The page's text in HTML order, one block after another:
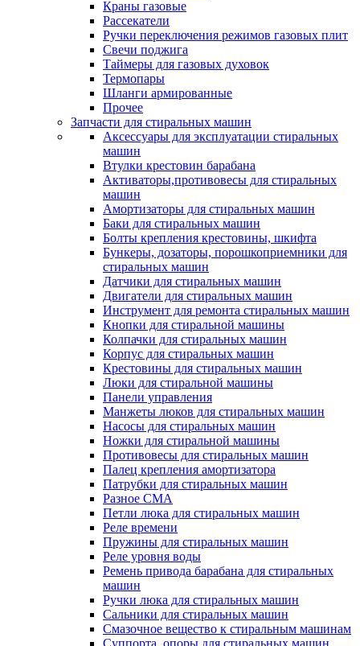
Краны газовые
Рассекатели
Ручки переключения режимов газовых плит
Свечи поджига
Таймеры для газовых духовок
Термопары
Шланги армированные
Прочее
Запчасти для стиральных машин
Аксессуары для эксплуатации стиральных
машин
Втулки крестовин барабана
Активаторы,противовесы для стиральных
машин
Амортизаторы для стиральных машин
Баки для стиральных машин
Болты крепления крестовины, шкифта
Бункеры, дозаторы, порошкоприемники для
стиральных машин
Датчики для стиральных машин
Двигатели для стиральных машин
Инструмент для ремонта стиральных машин
Кнопки для стиральной машины
Колпачки для стиральных машин
Корпус для стиральных машин
Крестовины для стиральных машин
Люки для стиральной машины
Панели управления
Манжеты люков для стиральных машин
Насосы для стиральных машин
Ножки для стиральной машины
Противовесы для стиральных машин
Палец крепления амортизатора
Патрубки для стиральных машин
Разное СМА
Петли люка для стиральных машин
Реле времени
Пружины для стиральных машин
Реле уровня воды
Ремень привода барабана для стиральных
машин
Ручки люка для стиральных машин
Сальники для стиральных машин
Смазочное вещество к стиральным машинам
Суппорта, опоры для стиральных машин